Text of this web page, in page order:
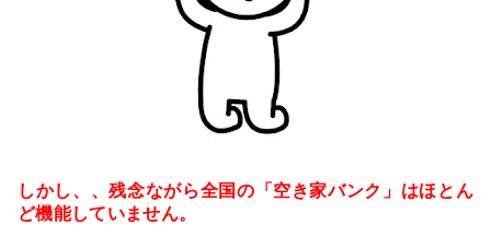
しかし、、残念ながら全国の 「空き家バンク」はほとん
ど機能していません。